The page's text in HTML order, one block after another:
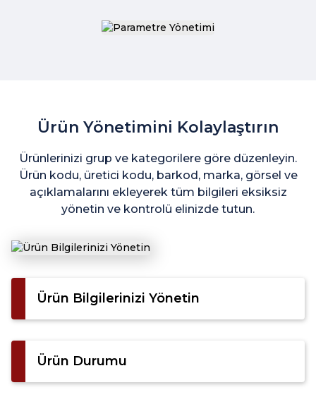
Ürün Yönetimini Kolaylaştırın
Ürünlerinizi grup ve kategorilere göre düzenleyin.
Ürün kodu, üretici kodu, barkod, marka, görsel ve
açıklamalarını ekleyerek tüm bilgileri eksiksiz
yönetin ve kontrolü elinizde tutun.
Ürün Bilgilerinizi Yönetin
Ürün Durumu